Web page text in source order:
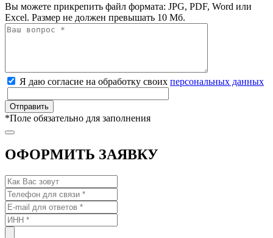
Вы можете прикрепить файл формата: JPG, PDF, Word или
Excel. Размер не должен превышать 10 Мб.
Я даю согласие на обработку своих персональных данных
*Поле обязательно для заполнения
ОФОРМИТЬ ЗАЯВКУ